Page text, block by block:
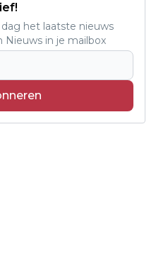
dag het laatste nieuws
Nieuws in je mailbox